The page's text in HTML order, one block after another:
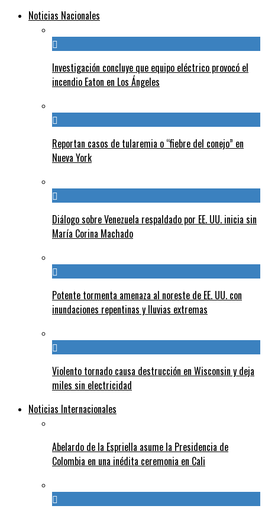
Noticias Nacionales
Investigación concluye que equipo eléctrico provocó el
incendio Eaton en Los Ángeles
Reportan casos de tularemia o “fiebre del conejo” en
Nueva York
Diálogo sobre Venezuela respaldado por EE. UU. inicia sin
María Corina Machado
Potente tormenta amenaza al noreste de EE. UU. con
inundaciones repentinas y lluvias extremas
Violento tornado causa destrucción en Wisconsin y deja
miles sin electricidad
Noticias Internacionales
Abelardo de la Espriella asume la Presidencia de
Colombia en una inédita ceremonia en Cali